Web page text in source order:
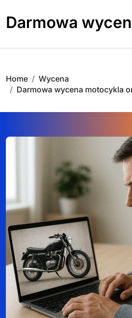
content
Darmowa
Home
Wycena
Darmowa wycena motocykla